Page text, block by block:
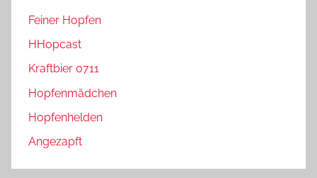
Feiner Hopfen
HHopcast
Kraftbier 0711
Hopfenmädchen
Hopfenhelden
Angezapft